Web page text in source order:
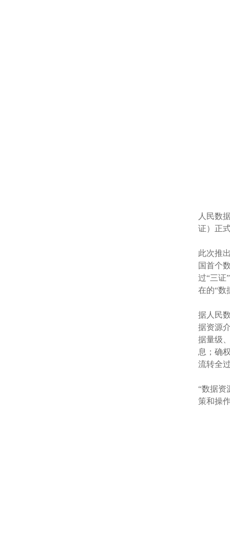
人民数
证）正
此次推
国首个
过“三证
在的“数
据人民
据资源
据量级
息；确
流转全
“数据资
策和操